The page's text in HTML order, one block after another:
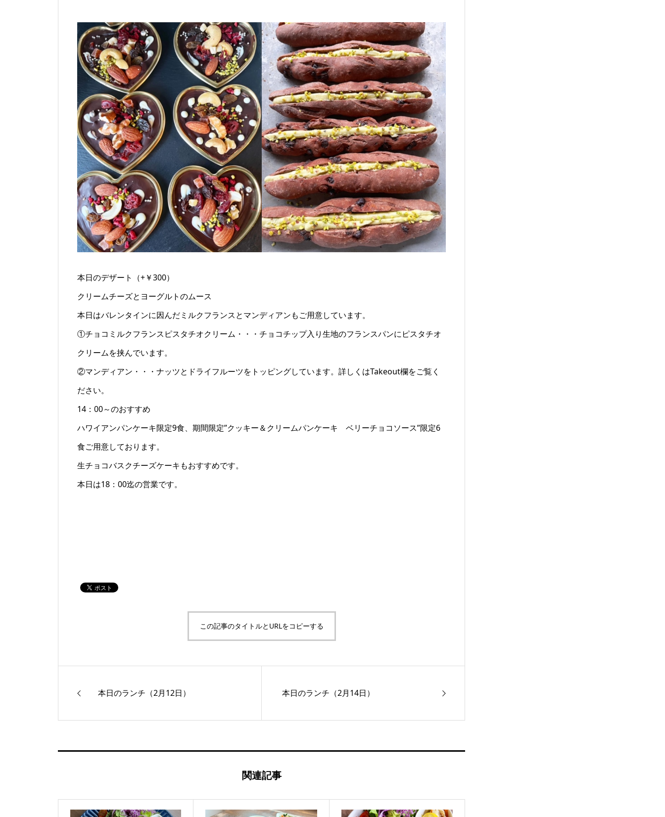
本日のデザート（+￥300）
クリームチーズとヨーグルトのムース
本日はバレンタインに因んだミルクフランスとマンディアンもご用意しています。
①チョコミルクフランスピスタチオクリーム・・・チョコチップ入り生地のフランスパンにピスタチオ
クリームを挟んでいます。
②マンディアン・・・ナッツとドライフルーツをトッピングしています。詳しくはTakeout欄をご覧く
ださい。
14：00～のおすすめ
ハワイアンパンケーキ限定9食、期間限定”クッキー＆クリームパンケーキ ベリーチョコソース”限定6
食ご用意しております。
生チョコバスクチーズケーキもおすすめです。
本日は18：00迄の営業です。
この記事のタイトルとURLをコピーする
本日のランチ（2月12日） 本日のランチ（2月14日）
関連記事